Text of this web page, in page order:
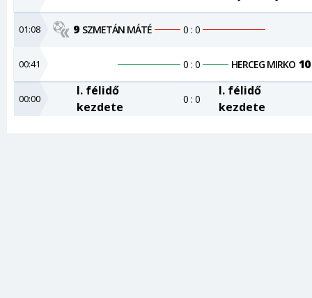
00:00
I. félidő
kezdete
0 : 0
I. félidő
kezdete
00:41 0 : 0 HERCEG MIRKO 10
01:08 9 SZMETÁN MÁTÉ 0 : 0